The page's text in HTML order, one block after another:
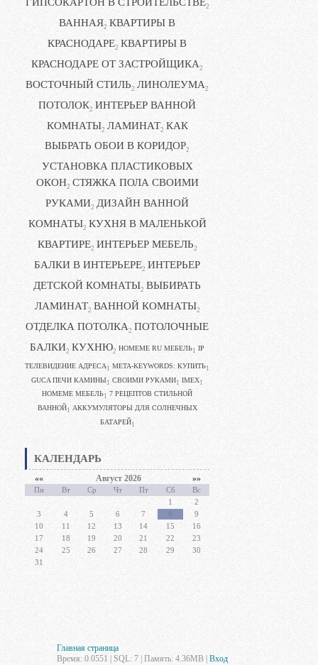
2
ВАННАЯ2 КВАРТИРЫ В
КРАСНОДАРЕ2 КВАРТИРЫ В
КРАСНОДАРЕ ОТ ЗАСТРОЙЩИКА2
ВОСТОЧНЫЙ СТИЛЬ2 ЛИНОЛЕУМА2
ПОТОЛОК2 ИНТЕРЬЕР ВАННОЙ
КОМНАТЫ2 ЛАМИНАТ2 КАК
ВЫБРАТЬ ОБОИ В КОРИДОР2
УСТАНОВКА ПЛАСТИКОВЫХ
ОКОН2 СТЯЖКА ПОЛА СВОИМИ
РУКАМИ2 ДИЗАЙН ВАННОЙ
КОМНАТЫ2 КУХНЯ В МАЛЕНЬКОЙ
КВАРТИРЕ2 ИНТЕРЬЕР МЕБЕЛЬ2
БАЛКИ В ИНТЕРЬЕРЕ2 ИНТЕРЬЕР
ДЕТСКОЙ КОМНАТЫ2 ВЫБИРАТЬ
ЛАМИНАТ2 ВАННОЙ КОМНАТЫ2
ОТДЕЛКА ПОТОЛКА2 ПОТОЛОЧНЫЕ
БАЛКИ2 КУХНЮ2 HOMEME RU МЕБЕЛЬ1 IP
ТЕЛЕВИДЕНИЕ АДРЕСА 1 META-KEYWORDS: КУПИТЬ1
GUCA ПЕЧИ КАМИНЫ1 CВОИМИ РУКАМИ1 IMEX1
HOMEME МЕБЕЛЬ1 7 РЕЦЕПТОВ СТИЛЬНОЙ
ВАННОЙ1 АККУМУЛЯТОРЫ ДЛЯ СОЛНЕЧНЫХ
БАТАРЕЙ1
КАЛЕНДАРЬ
«« Август 2026 »»
Пн Вт Ср Чт Пт Сб
Вс
1
2
3
4 5 6 7 8
9
10
11 12 13 14 15
16
17
18 19 20 21 22
23
24
25 26 27 28 29
30
31
Главная страница
Время: 0.0551 | SQL: 7 | Память: 4.36MB Вход